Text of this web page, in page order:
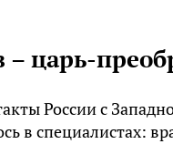
– царь-
России с
в специалистах: